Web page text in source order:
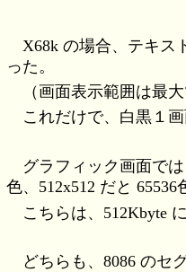
X68k の場合、テキス
った。
（画面表示範囲は最大
これだけで、白黒１画
グラフィック画面で
色、512x512 だと 65536
こちらは、512Kbyte
どちらも、8086 のセ